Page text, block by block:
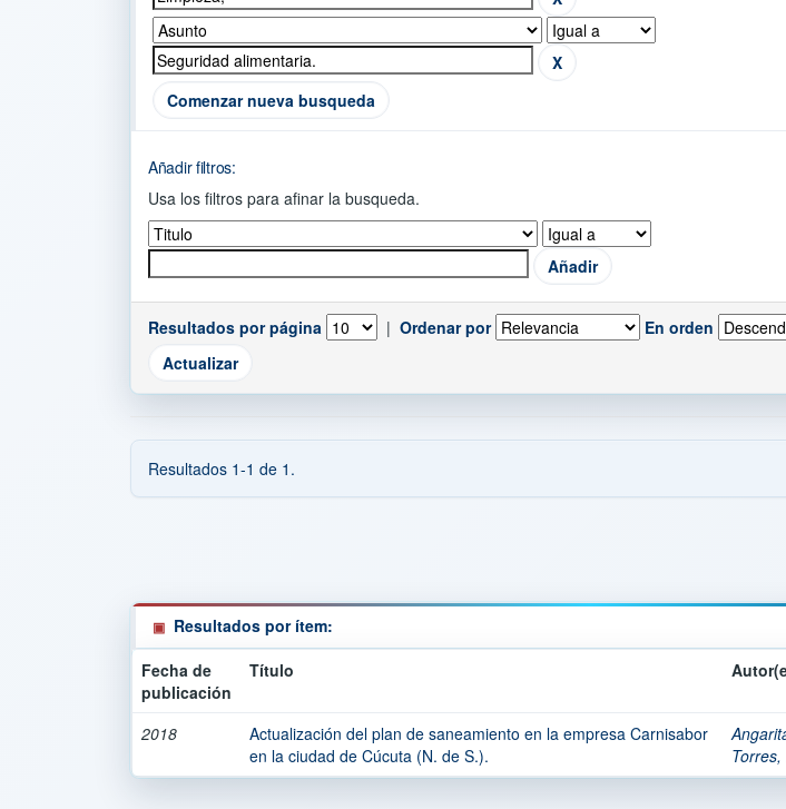
Comenzar nueva busqueda
Añadir filtros:
Usa los filtros para afinar la busqueda.
Resultados por página | Ordenar por En orden
Resultados 1-1 de 1.
Resultados por ítem:
Fecha de
publicación
Título
2018
Actualización del plan de saneamiento en la empresa Carnisabor
en la ciudad de Cúcuta (N. de S.).